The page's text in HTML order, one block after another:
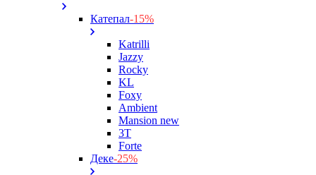
Катепал-15%
Katrilli
Jazzy
Rocky
KL
Foxy
Ambient
Mansion new
3Т
Forte
Деке-25%